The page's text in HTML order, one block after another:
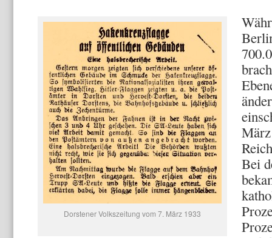
Dorstener Volkszeitung vom 7. März 1933
Bei